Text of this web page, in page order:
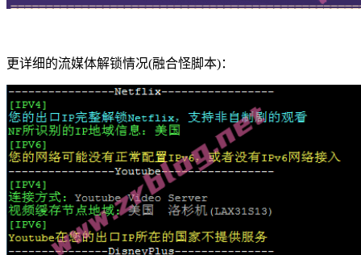
更详细的流媒体解锁情况(融合怪脚本)：